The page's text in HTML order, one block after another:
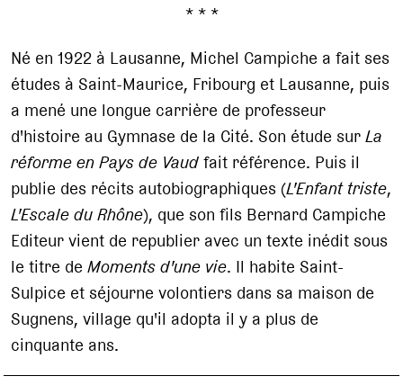
* * *
Né en 1922 à Lausanne, Michel Campiche a fait ses
études à Saint-Maurice, Fribourg et Lausanne, puis
a mené une longue carrière de professeur
d'histoire au Gymnase de la Cité. Son étude surLa
réforme en Pays de Vaudfait référence. Puis il
publie des récits autobiographiques (L'Enfant triste,
L'Escale du Rhône), que son fils Bernard Campiche
Editeur vient de republier avec un texte inédit sous
le titre deMoments d'une vie. Il habite Saint-
Sulpice et séjourne volontiers dans sa maison de
Sugnens, village qu'il adopta il y a plus de
cinquante ans.